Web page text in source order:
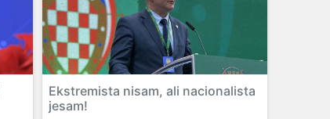
Ekstremista nisam, ali nacionalista
jesam!